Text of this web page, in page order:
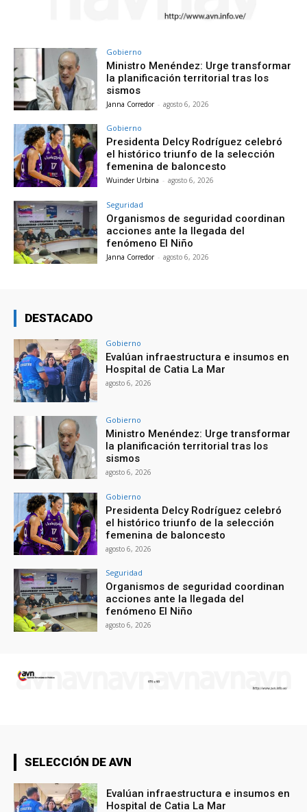
Gobierno
Ministro Menéndez: Urge transformar
la planificación territorial tras los
sismos
Janna Corredor - agosto 6, 2026
Gobierno
Presidenta Delcy Rodríguez celebró
el histórico triunfo de la selección
femenina de baloncesto
Wuinder Urbina - agosto 6, 2026
Seguridad
Organismos de seguridad coordinan
acciones ante la llegada del
fenómeno El Niño
Janna Corredor - agosto 6, 2026
DESTACADO
Gobierno
Evalúan infraestructura e insumos en
Hospital de Catia La Mar
agosto 6, 2026
Gobierno
Ministro Menéndez: Urge transformar
la planificación territorial tras los
sismos
agosto 6, 2026
Gobierno
Presidenta Delcy Rodríguez celebró
el histórico triunfo de la selección
femenina de baloncesto
agosto 6, 2026
Seguridad
Organismos de seguridad coordinan
acciones ante la llegada del
fenómeno El Niño
agosto 6, 2026
SELECCIÓN DE AVN
Evalúan infraestructura e insumos en
Hospital de Catia La Mar